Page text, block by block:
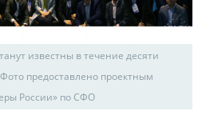
известны в течение десяти
предоставлено проектным
России» по СФО